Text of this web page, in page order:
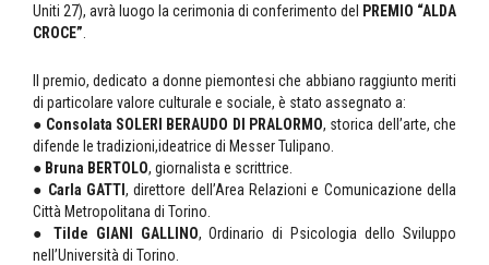
Uniti 27), avrà luogo la cerimonia di conferimento del PREMIO “ALDA
CROCE”
Il premio, dedicato a donne piemontesi che abbiano raggiunto meriti
di particolare valore culturale e sociale, è stato assegnato a:
● Consolata SOLERI BERAUDO DI PRALORMO, storica dell’arte, che
difende le tradizioni,ideatrice di Messer Tulipano.
● Bruna BERTOLO, giornalista e scrittrice.
● Carla GATTI, direttore dell’Area Relazioni e Comunicazione della
Città Metropolitana di Torino.
● Tilde GIANI GALLINO, Ordinario di Psicologia dello Sviluppo
nell’Università di Torino.